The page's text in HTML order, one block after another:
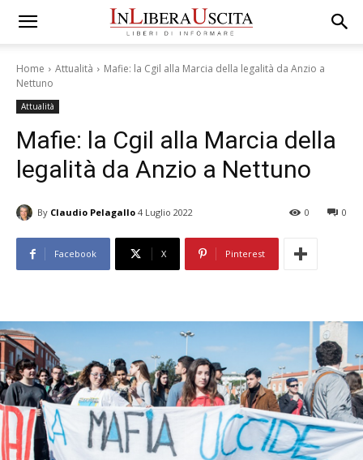
Home Attualità
Mafie: la Cgil alla Marcia della legalità da Anzio a
Nettuno
Attualità
Mafie: la Cgil alla Marcia della
legalità da Anzio a Nettuno
By Claudio Pelagallo 4 Luglio 2022 0
0
Facebook X Pinterest